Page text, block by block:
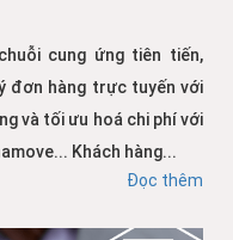
cung ứng tiên tiến,
đơn hàng trực tuyến với
và tối ưu hoá chi phí với
Khách hàng...
Đọc thêm